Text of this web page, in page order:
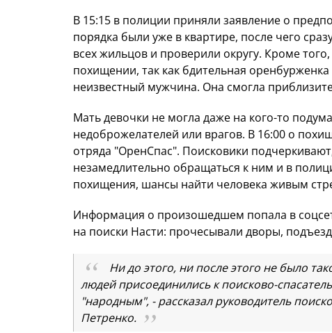
В 15:15 в полиции приняли заявление о
порядка были уже в квартире, после чего
всех жильцов и проверили округу. Кроме
похищении, так как бдительная
неизвестный мужчина. Она смогла
Мать девочки не могла даже на кого-то
недоброжелателей или врагов. В 16:00 о
отряда "ОренСпас". Поисковики
незамедлительно обращаться к ним и в
похищения, шансы найти человека живым
Информация о произошедшем попала в
на поиски Насти: прочесывали дворы,
Ни до этого, ни после этого не было
людей присоединились к поисково-
"народным", - рассказал руководитель
Петренко.